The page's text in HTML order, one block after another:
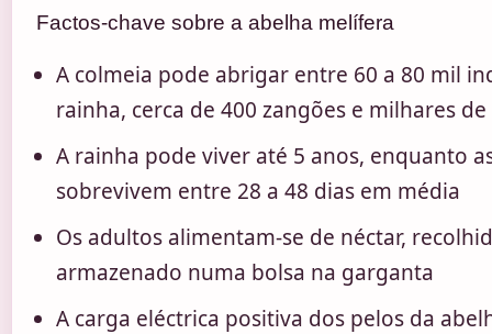
Factos-chave sobre a abelha melífera
A colmeia pode abrigar entre 60 a 80 mil
rainha, cerca de 400 zangões e milhares
A rainha pode viver até 5 anos, enquanto
sobrevivem entre 28 a 48 dias em média
Os adultos alimentam-se de néctar,
armazenado numa bolsa na garganta
A carga eléctrica positiva dos pelos da